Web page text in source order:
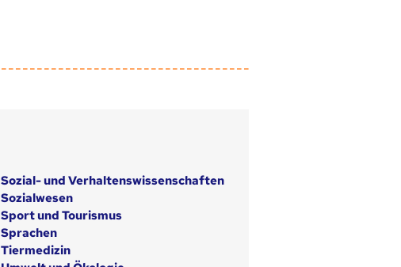
Sozial- und Verhaltenswissenschaften
Sozialwesen
Sport und Tourismus
Sprachen
Tiermedizin